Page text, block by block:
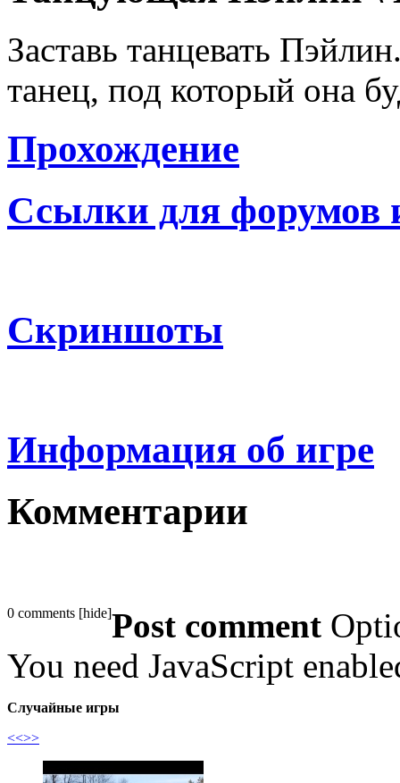
Заставь танцевать
танец, под который она
Прохождение
Ссылки для форумов
Скриншоты
Информация об игре
Комментарии
0 comments [hide]Post comment
You need JavaScript
Случайные игры
<<>>